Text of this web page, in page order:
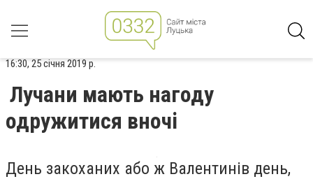
16:30, 25 січня 2019 р.
Лучани мають нагоду
одружитися вночі
День закоханих або ж Валентинів день,